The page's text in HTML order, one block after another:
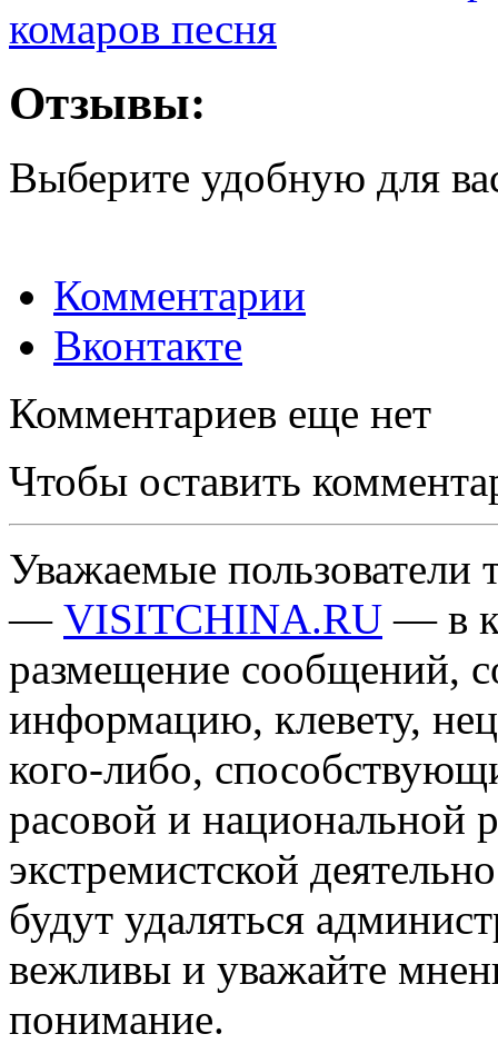
комаров песня
Отзывы:
Выберите удобную для
Комментарии
Вконтакте
Комментариев еще нет
Чтобы оставить
Уважаемые пользователи
— VISITCHINA.RU — в
размещение сообщений,
информацию, клевету,
кого-либо,
расовой и национальной
экстремистской
будут удаляться
вежливы и уважайте
понимание.